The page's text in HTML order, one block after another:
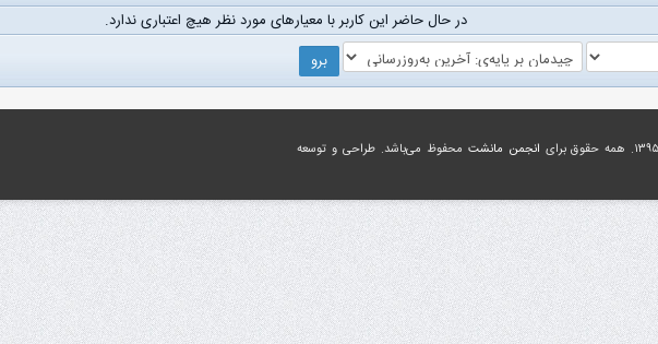
در حال حاضر این کاربر با معیار‌های مورد نظر هیچ اعتباری ندارد.
انجمن مانشت محفوظ می‌باشد. طراحی و توسعه